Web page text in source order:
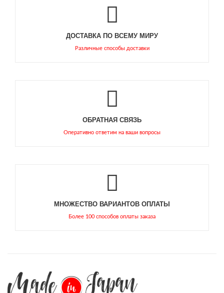
ДОСТАВКА ПО ВСЕМУ МИРУ
Различные способы доставки
ОБРАТНАЯ СВЯЗЬ
Оперативно ответим на ваши вопросы
МНОЖЕСТВО ВАРИАНТОВ ОПЛАТЫ
Более 100 способов оплаты заказа